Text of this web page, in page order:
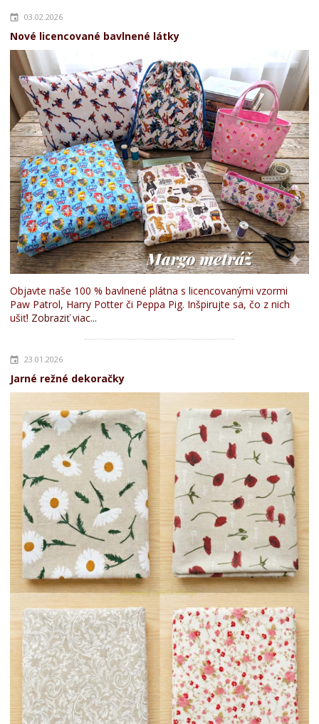
03.02.2026
Nové licencované bavlnené látky
Objavte naše 100 % bavlnené plátna s licencovanými vzormi
Paw Patrol, Harry Potter či Peppa Pig. Inšpirujte sa, čo z nich
ušiť! Zobraziť viac...
23.01.2026
Jarné režné dekoračky